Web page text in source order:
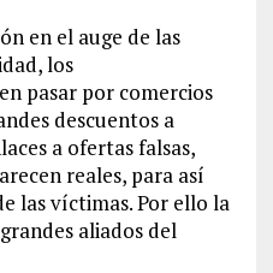
en el auge de las
los
pasar por comercios
descuentos a
a ofertas falsas,
reales, para así
las víctimas. Por ello la
aliados del